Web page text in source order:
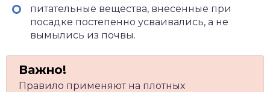
питательные вещества, внесенные при
посадке постепенно усваивались, а не
вымылись из почвы.
Правило применяют на плотных